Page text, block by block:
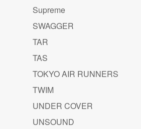
Supreme
SWAGGER
TAR
TAS
TOKYO AIR RUNNERS
TWIM
UNDER COVER
UNSOUND